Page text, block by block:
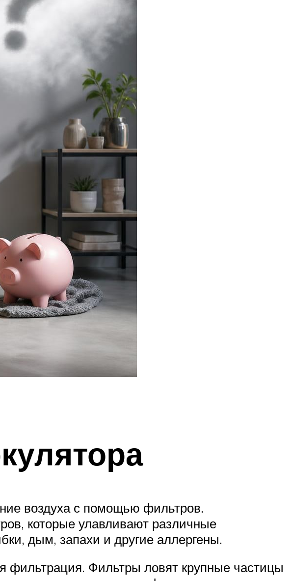
воздуха с помощью фильтров.
которые улавливают различные
дым, запахи и другие аллергены.
фильтрация. Фильтры ловят крупные частицы